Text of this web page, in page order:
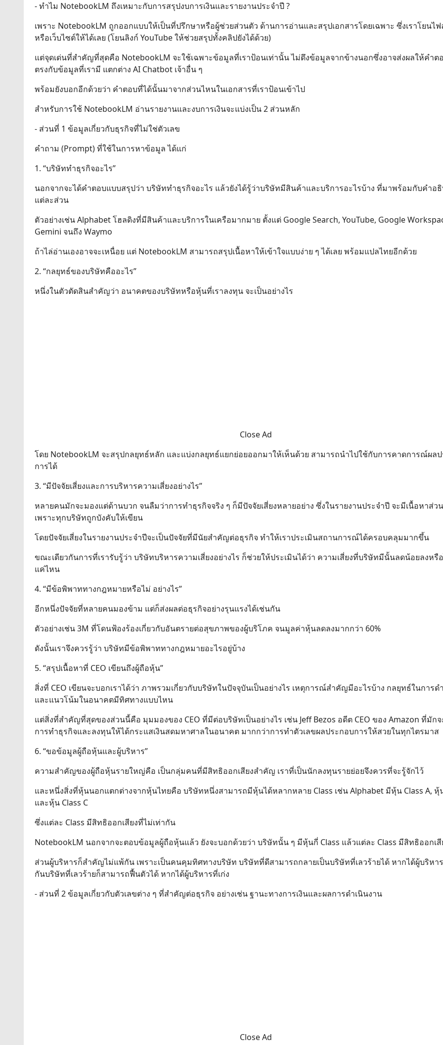
- ทำไม NotebookLM ถึงเหมาะกับการสรุปงบการเงินและรายงานประจำปี ?
เพราะ NotebookLM ถูกออกแบบให้เป็นที่ปรึกษาหรือผู้ช่วยส่วนตัว ด้านการอ่านและสรุปเอกสารโดยเฉพาะ ซึ่งเราโยนไฟ
หรือเว็บไซต์ให้ได้เลย (โยนลิงก์ YouTube ให้ช่วยสรุปทั้งคลิปยังได้ด้วย)
แต่จุดเด่นที่สำคัญที่สุดคือ NotebookLM จะใช้เฉพาะข้อมูลที่เราป้อนเท่านั้น ไม่ดึงข้อมูลจากข้างนอกซึ่งอาจส่งผลให้คำต
ตรงกับข้อมูลที่เรามี แตกต่าง AI Chatbot เจ้าอื่น ๆ
พร้อมยังบอกอีกด้วยว่า คำตอบที่ได้นั้นมาจากส่วนไหนในเอกสารที่เราป้อนเข้าไป
สำหรับการใช้ NotebookLM อ่านรายงานและงบการเงินจะแบ่งเป็น 2 ส่วนหลัก
- ส่วนที่ 1 ข้อมูลเกี่ยวกับธุรกิจที่ไม่ใช่ตัวเลข
คำถาม (Prompt) ที่ใช้ในการหาข้อมูล ได้แก่
1. “บริษัททำธุรกิจอะไร”
นอกจากจะได้คำตอบแบบสรุปว่า บริษัททำธุรกิจอะไร แล้วยังได้รู้ว่าบริษัทมีสินค้าและบริการอะไรบ้าง ที่มาพร้อมกับคำอ
แต่ละส่วน
ตัวอย่างเช่น Alphabet โฮลดิงที่มีสินค้าและบริการในเครือมากมาย ตั้งแต่ Google Search, YouTube, Google
Gemini จนถึง Waymo
ถ้าไล่อ่านเองอาจจะเหนื่อย แต่ NotebookLM สามารถสรุปเนื้อหาให้เข้าใจแบบง่าย ๆ ได้เลย พร้อมแปลไทยอีกด้วย
2. “กลยุทธ์ของบริษัทคืออะไร”
หนึ่งในตัวตัดสินสำคัญว่า อนาคตของบริษัทหรือหุ้นที่เราลงทุน จะเป็นอย่างไร
Close Ad
โดย NotebookLM จะสรุปกลยุทธ์หลัก และแบ่งกลยุทธ์แยกย่อยออกมาให้เห็นด้วย สามารถนำไปใช้กับการคาดการณ์ผล
การได้
3. “มีปัจจัยเสี่ยงและการบริหารความเสี่ยงอย่างไร”
หลายคนมักจะมองแต่ด้านบวก จนลืมว่าการทำธุรกิจจริง ๆ ก็มีปัจจัยเสี่ยงหลายอย่าง ซึ่งในรายงานประจำปี จะมีเนื้อหาส่ว
เพราะทุกบริษัทถูกบังคับให้เขียน
โดยปัจจัยเสี่ยงในรายงานประจำปีจะเป็นปัจจัยที่มีนัยสำคัญต่อธุรกิจ ทำให้เราประเมินสถานการณ์ได้ครอบคลุมมากขึ้น
ขณะเดียวกันการที่เรารับรู้ว่า บริษัทบริหารความเสี่ยงอย่างไร ก็ช่วยให้ประเมินได้ว่า ความเสี่ยงที่บริษัทมีนั้นลดน้อยลงหรื
แค่ไหน
4. “มีข้อพิพาททางกฎหมายหรือไม่ อย่างไร”
อีกหนึ่งปัจจัยที่หลายคนมองข้าม แต่ก็ส่งผลต่อธุรกิจอย่างรุนแรงได้เช่นกัน
ตัวอย่างเช่น 3M ที่โดนฟ้องร้องเกี่ยวกับอันตรายต่อสุขภาพของผู้บริโภค จนมูลค่าหุ้นลดลงมากกว่า 60%
ดังนั้นเราจึงควรรู้ว่า บริษัทมีข้อพิพาททางกฎหมายอะไรอยู่บ้าง
5. “สรุปเนื้อหาที่ CEO เขียนถึงผู้ถือหุ้น”
สิ่งที่ CEO เขียนจะบอกเราได้ว่า ภาพรวมเกี่ยวกับบริษัทในปัจจุบันเป็นอย่างไร เหตุการณ์สำคัญมีอะไรบ้าง กลยุทธ์ในการด
และแนวโน้มในอนาคตมีทิศทางแบบไหน
แต่สิ่งที่สำคัญที่สุดของส่วนนี้คือ มุมมองของ CEO ที่มีต่อบริษัทเป็นอย่างไร เช่น Jeff Bezos อดีต CEO ของ Amazon ที่มักจ
การทำธุรกิจและลงทุนให้ได้กระแสเงินสดมหาศาลในอนาคต มากกว่าการทำตัวเลขผลประกอบการให้สวยในทุกไตรมาส
6. “ขอข้อมูลผู้ถือหุ้นและผู้บริหาร”
ความสำคัญของผู้ถือหุ้นรายใหญ่คือ เป็นกลุ่มคนที่มีสิทธิออกเสียงสำคัญ เราที่เป็นนักลงทุนรายย่อยจึงควรที่จะรู้จักไว้
และหนึ่งสิ่งที่หุ้นนอกแตกต่างจากหุ้นไทยคือ บริษัทหนึ่งสามารถมีหุ้นได้หลากหลาย Class เช่น Alphabet มีหุ้น Class A, หุ้
และหุ้น Class C
ซึ่งแต่ละ Class มีสิทธิออกเสียงที่ไม่เท่ากัน
NotebookLM นอกจากจะตอบข้อมูลผู้ถือหุ้นแล้ว ยังจะบอกด้วยว่า บริษัทนั้น ๆ มีหุ้นกี่ Class แล้วแต่ละ Class มีสิทธิออกเสี
ส่วนผู้บริหารก็สำคัญไม่แพ้กัน เพราะเป็นคนคุมทิศทางบริษัท บริษัทที่ดีสามารถกลายเป็นบริษัทที่เลวร้ายได้ หากได้ผู้บริหา
กันบริษัทที่เลวร้ายก็สามารถฟื้นตัวได้ หากได้ผู้บริหารที่เก่ง
- ส่วนที่ 2 ข้อมูลเกี่ยวกับตัวเลขต่าง ๆ ที่สำคัญต่อธุรกิจ อย่างเช่น ฐานะทางการเงินและผลการดำเนินงาน
Close Ad